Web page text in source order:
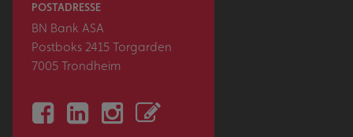
POSTADRESSE
BN Bank ASA
Postboks 2415 Torgarden
7005 Trondheim